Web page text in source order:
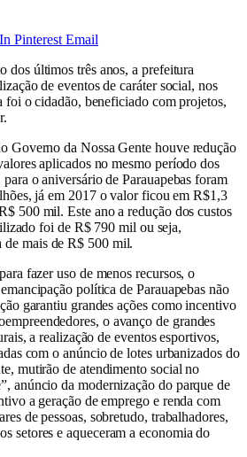
Pinterest Email
dos últimos três anos, a prefeitura
de eventos de caráter social, nos
foi o cidadão, beneficiado com projetos,
Governo da Nossa Gente houve redução
aplicados no mesmo período dos
o aniversário de Parauapebas foram
já em 2017 o valor ficou em R$1,3
500 mil. Este ano a redução dos custos
foi de R$ 790 mil ou seja,
de mais de R$ 500 mil.
fazer uso de menos recursos, o
política de Parauapebas não
garantiu grandes ações como incentivo
o avanço de grandes
a realização de eventos esportivos,
com o anúncio de lotes urbanizados do
mutirão de atendimento social no
anúncio da modernização do parque de
a geração de emprego e renda com
de pessoas, sobretudo, trabalhadores,
setores e aqueceram a economia do